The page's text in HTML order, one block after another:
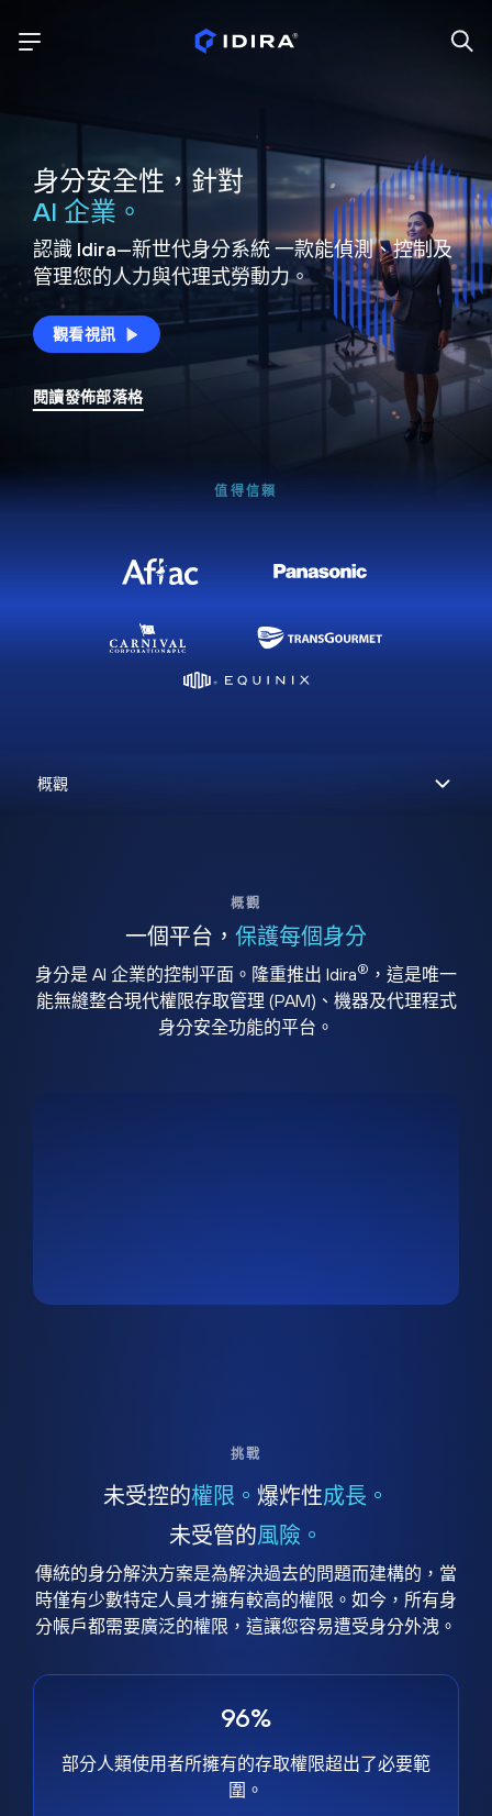
身分安全性，針對
AI 企業。
認識 Idira—新世代身分系統一款能偵測、控制及
管理您的人力與代理式勞動力。
觀看視訊
閱讀發佈部落格
值得信賴
概觀
一個平台， 保護每個身分
身分是 AI 企業的控制平面。隆重推出 Idira® ，這是唯一
能無縫整合現代權限存取管理 (PAM)、機器及代理程式
身分安全功能的平台。
挑戰
未受控的權限。 爆炸性成長。
未受管的風險。
傳統的身分解決方案是為解決過去的問題而建構的，當
時僅有少數特定人員才擁有較高的權限。如今，所有身
分帳戶都需要廣泛的權限，這讓您容易遭受身分外洩。
96%
部分人類使用者所擁有的存取權限超出了必要範
圍。